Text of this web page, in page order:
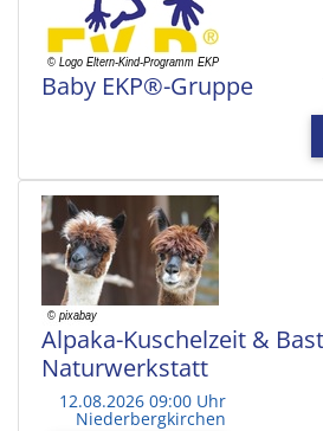
Baby EKP®-Gruppe
Alpaka-Kuschelzeit &
Naturwerkstatt
12.08.2026 09:00 Uhr
Niederbergkirchen